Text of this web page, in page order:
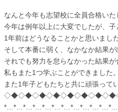
なんと今年も志望校に全員合格いた
今年は例年以上に大変でしたが、
1年前はどうなることかと思いました
そして本番に弱く、なかなか結果が
それでも努力を怠らなかった結果が
私もまた1つ学ぶことができました。
また1年子どもたちと共に頑張って